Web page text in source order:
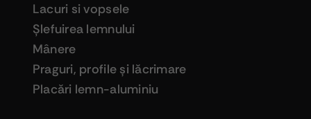
Lacuri si vopsele
Şlefuirea lemnului
Mânere
Praguri, profile şi lăcrimare
Placări lemn-aluminiu